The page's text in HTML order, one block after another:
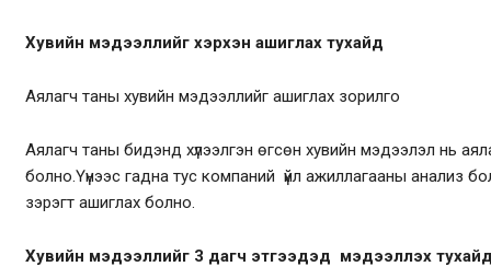
Хувийн мэдээллийг хэрхэн ашиглах тухайд
Аялагч таны хувийн мэдээллийг ашиглах зорилго
Аялагч таны бидэнд хүлээлгэн өгсөн хувийн мэдээлэл нь
болно.Үүнээс гадна тус компаний үйл ажиллагааны анализ
зэрэгт ашиглах болно.
Хувийн мэдээллийг 3 дагч этгээдэд мэдээллэх